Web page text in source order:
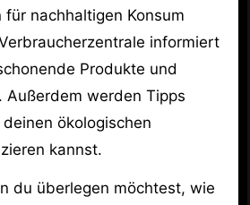
für nachhaltigen Konsum
informiert
Produkte und
Außerdem werden Tipps
ökologischen
kannst.
du überlegen möchtest, wie